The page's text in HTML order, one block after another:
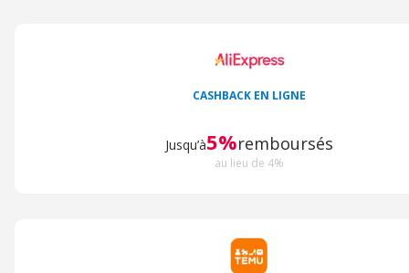
CASHBACK EN LIGNE
Jusqu’à5%remboursés
au lieu de 4%